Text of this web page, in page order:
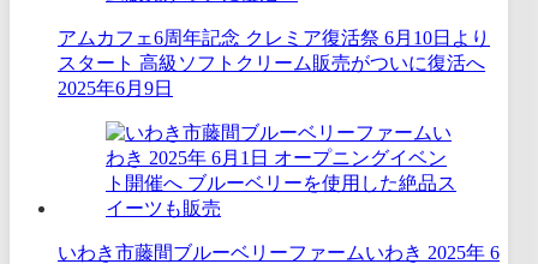
アムカフェ6周年記念 クレミア復活祭 6月10日より
スタート 高級ソフトクリーム販売がついに復活へ
2025年6月9日
いわき市藤間ブルーベリーファームいわき 2025年 6